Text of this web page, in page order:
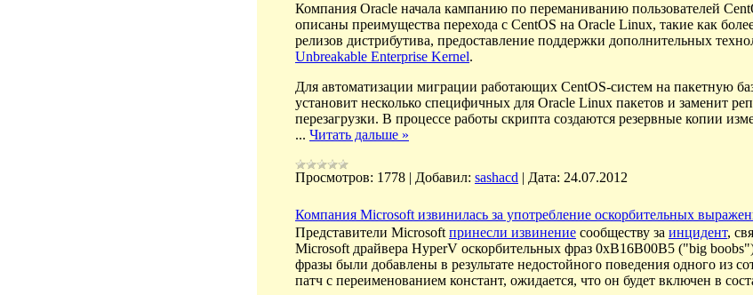
Компания Oracle начала кампанию по переманиванию пользователей
описаны преимущества перехода с CentOS на Oracle Linux, такие как
релизов дистрибутива, предоставление поддержки дополнительных
Unbreakable Enterprise Kernel.
Для автоматизации миграции работающих CentOS-систем на пакетную
установит несколько специфичных для Oracle Linux пакетов и заменит
перезагрузки. В процессе работы скрипта создаются резервные копии
... Читать дальше »
Просмотров: 1778 | Добавил: sashacd | Дата: 24.07.2012
Компания Microsoft извинилась за употребление оскорбительных
Представители Microsoft принесли извинение сообществу за инцидент,
Microsoft драйвера HyperV оскорбительных фраз 0xB16B00B5 ("big
фразы были добавлены в результате недостойного поведения одного из
патч с переименованием констант, ожидается, что он будет включен в